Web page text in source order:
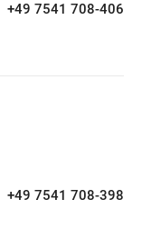
+49 7541 708-406
+49 7541 708-398